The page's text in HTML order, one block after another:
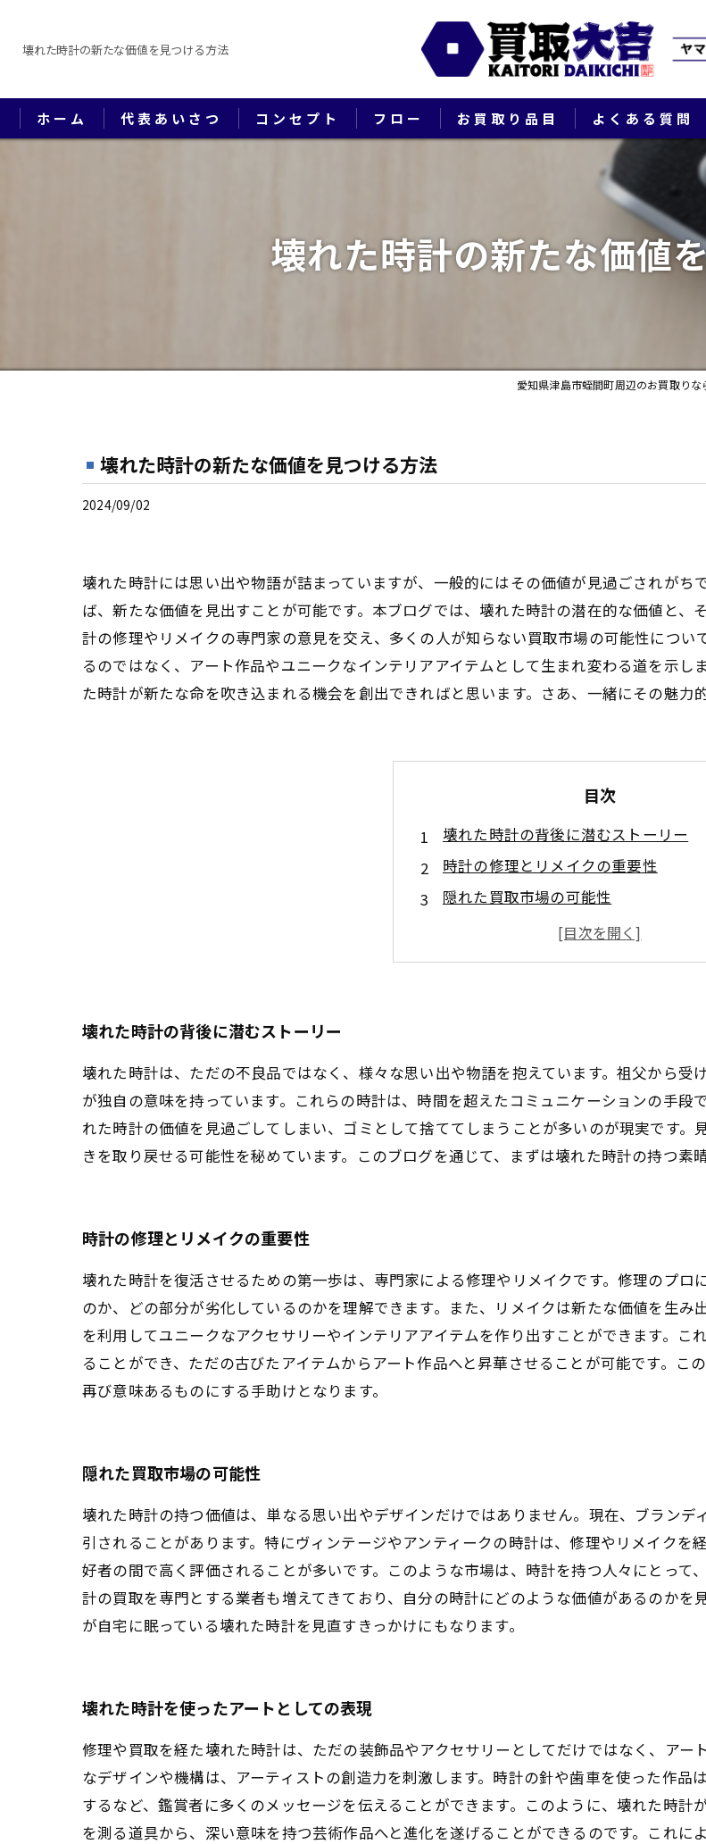
壊れた時計の新たな価値を見つける方法
ホーム 代表あいさつ コンセプト フロー お買取り品目 よくある質問
壊れた時計の新たな価値
愛知県津島市蛭間町周辺のお買取り
壊れた時計の新たな価値を見つける方法
2024/09/02
壊れた時計には思い出や物語が詰まっていますが、一般的にはその価値が見過ごされが
ば、新たな価値を見出すことが可能です。本ブログでは、壊れた時計の潜在的な価値と
計の修理やリメイクの専門家の意見を交え、多くの人が知らない買取市場の可能性につ
るのではなく、アート作品やユニークなインテリアアイテムとして生まれ変わる道を示
た時計が新たな命を吹き込まれる機会を創出できればと思います。さあ、一緒にその魅力
目次
壊れた時計の背後に潜むストーリー
時計の修理とリメイクの重要性
隠れた買取市場の可能性
壊れた時計を使ったアートとしての表
壊れた時計が教えてくれること
壊れた時計の背後に潜むストーリー
壊れた時計は、ただの不良品ではなく、様々な思い出や物語を抱えています。祖父から
が独自の意味を持っています。これらの時計は、時間を超えたコミュニケーションの手
れた時計の価値を見過ごしてしまい、ゴミとして捨ててしまうことが多いのが現実です
きを取り戻せる可能性を秘めています。このブログを通じて、まずは壊れた時計の持つ素
時計の修理とリメイクの重要性
壊れた時計を復活させるための第一歩は、専門家による修理やリメイクです。修理のプ
のか、どの部分が劣化しているのかを理解できます。また、リメイクは新たな価値を生
を利用してユニークなアクセサリーやインテリアアイテムを作り出すことができます。
ることができ、ただの古びたアイテムからアート作品へと昇華させることが可能です。こ
再び意味あるものにする手助けとなります。
隠れた買取市場の可能性
壊れた時計の持つ価値は、単なる思い出やデザインだけではありません。現在、ブラン
引されることがあります。特にヴィンテージやアンティークの時計は、修理やリメイクを
好者の間で高く評価されることが多いです。このような市場は、時計を持つ人々にとって
計の買取を専門とする業者も増えてきており、自分の時計にどのような価値があるのか
が自宅に眠っている壊れた時計を見直すきっかけにもなります。
壊れた時計を使ったアートとしての表現
修理や買取を経た壊れた時計は、ただの装飾品やアクセサリーとしてだけではなく、ア
なデザインや機構は、アーティストの創造力を刺激します。時計の針や歯車を使った作品
するなど、鑑賞者に多くのメッセージを伝えることができます。このように、壊れた時
を測る道具から、深い意味を持つ芸術作品へと進化を遂げることができるのです。これ